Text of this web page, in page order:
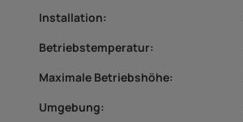
Installation:
Betriebstemperatur:
Maximale Betriebshöhe:
Umgebung: